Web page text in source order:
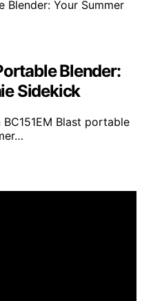
Blender:
Sidekick
Blast portable